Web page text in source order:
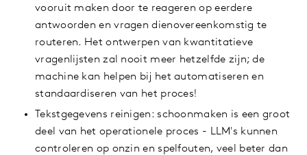
vooruit maken door te reageren op eerdere
antwoorden en vragen dienovereenkomstig te
routeren. Het ontwerpen van kwantitatieve
vragenlijsten zal nooit meer hetzelfde zijn; de
machine kan helpen bij het automatiseren en
standaardiseren van het proces!
Tekstgegevens reinigen: schoonmaken is een groot
deel van het operationele proces - LLM's kunnen
controleren op onzin en spelfouten, veel beter dan